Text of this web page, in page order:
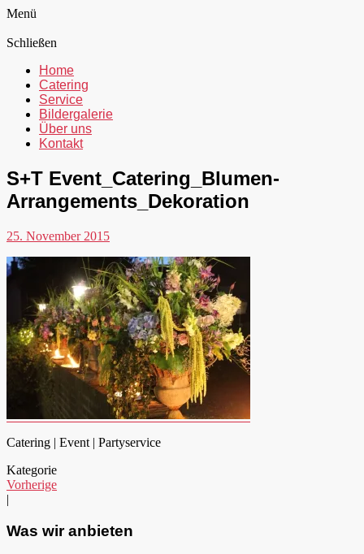
Menü
Schließen
Home
Catering
Service
Bildergalerie
Über uns
Kontakt
S+T Event_Catering_Blumen-
Arrangements_Dekoration
25. November 2015
Catering | Event | Partyservice
Kategorie
Vorherige
|
Was wir anbieten